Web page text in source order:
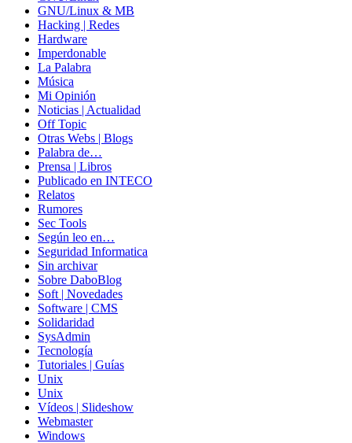
GNU/Linux & MB
Hacking | Redes
Hardware
Imperdonable
La Palabra
Música
Mi Opinión
Noticias | Actualidad
Off Topic
Otras Webs | Blogs
Palabra de…
Prensa | Libros
Publicado en INTECO
Relatos
Rumores
Sec Tools
Según leo en…
Seguridad Informatica
Sin archivar
Sobre DaboBlog
Soft | Novedades
Software | CMS
Solidaridad
SysAdmin
Tecnología
Tutoriales | Guías
Unix
Unix
Vídeos | Slideshow
Webmaster
Windows